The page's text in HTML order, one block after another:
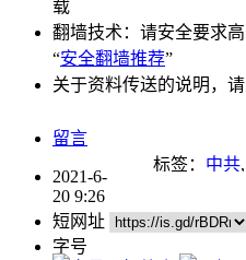
载
翻墙技术：请安全要求
“安全翻墙推荐”
关于资料传送的说明，请
留言
标签： 中共,
2021-6-
20 9:26
短网址
字号